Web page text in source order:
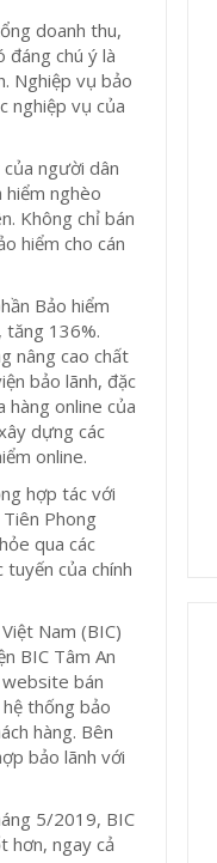
doanh thu,
chú ý là
Nghiệp vụ bảo
nghiệp vụ của
người dân
hiểm nghèo
Không chỉ bán
hiểm cho cán
Bảo hiểm
136%.
nâng cao chất
bảo lãnh, đặc
hàng online của
dựng các
online.
hợp tác với
Phong
qua các
của chính
Nam (BIC)
BIC Tâm An
website bán
thống bảo
hàng. Bên
bảo lãnh với
5/2019, BIC
hơn, ngay cả